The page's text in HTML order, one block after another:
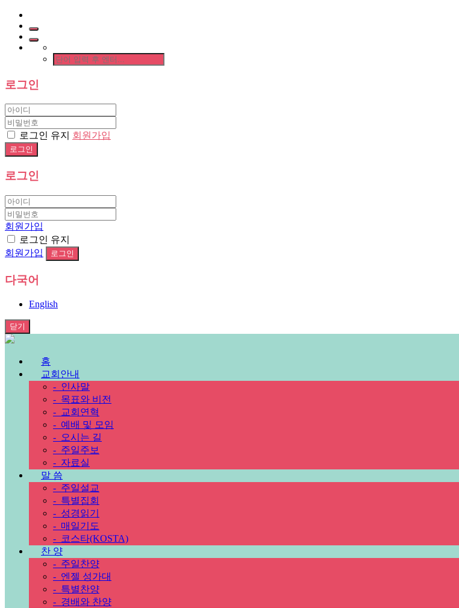
로그인
로그인 유지 회원가입
로그인
회원가입
로그인 유지
회원가입
다국어
English
닫기
홈
교회안내
- 인사말
- 목표와 비전
- 교회연혁
- 예배 및 모임
- 오시는 길
- 주일주보
- 자료실
말 씀
- 주일설교
- 특별집회
- 성경읽기
- 매일기도
- 코스타(KOSTA)
찬 양
- 주일찬양
- 엔젤 성가대
- 특별찬양
- 경배와 찬양